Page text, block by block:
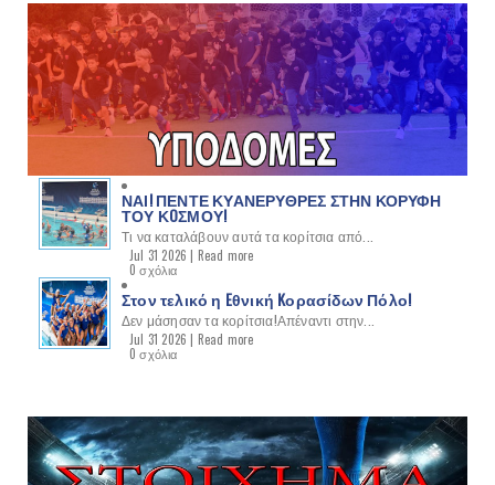
ΝΑΙ! ΠΕΝΤΕ ΚΥΑΝΕΡΥΘΡΕΣ ΣΤΗΝ ΚΟΡΥΦΗ
ΤΟΥ ΚOΣΜΟΥ!
Τι να καταλάβουν αυτά τα κορίτσια από...
Jul 31 2026 | Read more
0 σχόλια
Στον τελικό η Eθνική Kορασίδων Πόλο!
Δεν μάσησαν τα κορίτσια!Απέναντι στην...
Jul 31 2026 | Read more
0 σχόλια